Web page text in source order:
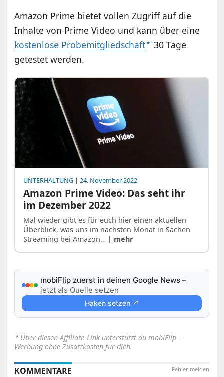
Amazon Prime bietet vollen Zugriff auf die
Inhalte von Prime Video und kann über eine
kostenlose Probemitgliedschaft
30 Tage
getestet werden.
UNTERHALTUNG | 24. November 2022
Amazon Prime Video: Das seht ihr
im Dezember 2022
Mal wieder gibt es für euch hier einen aktuellen
Überblick, was uns im nächsten Monat in Sachen
Streaming bei Amazon… | mehr
mobiFlip zuerst in deinen Google News –
jetzt als Quelle setzen
Haken setzen ↗
⋆ Über diesen Affiliate-Link unterstützt du mobiFlip –
Werbung ohne Zusatzkosten für dich.
Fehler melden
KOMMENTARE